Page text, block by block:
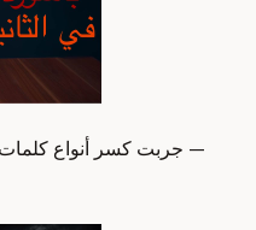
جربت كسر أنواع كلمات